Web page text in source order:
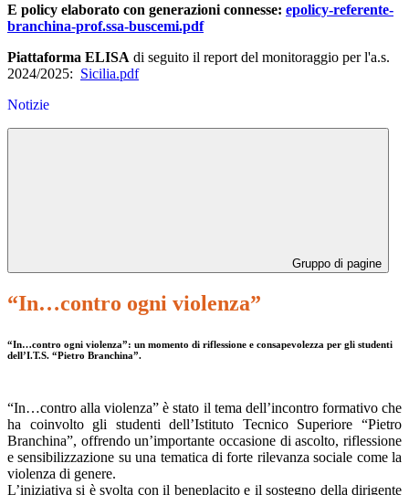
E policy elaborato con generazioni connesse: epolicy-referente-
branchina-prof.ssa-buscemi.pdf
Piattaforma ELISA di seguito il report del monitoraggio per l'a.s.
2024/2025: Sicilia.pdf
Notizie
Gruppo di pagine
“In…contro ogni violenza”
“In…contro ogni violenza”: un momento di riflessione e consapevolezza per gli studenti
dell’I.T.S. “Pietro Branchina”.
“In…contro alla violenza” è stato il tema dell’incontro formativo che
ha coinvolto gli studenti dell’Istituto Tecnico Superiore “Pietro
Branchina”, offrendo un’importante occasione di ascolto, riflessione
e sensibilizzazione su una tematica di forte rilevanza sociale come la
violenza di genere.
L’iniziativa si è svolta con il beneplacito e il sostegno della dirigente